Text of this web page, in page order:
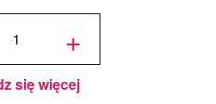
+
się więcej